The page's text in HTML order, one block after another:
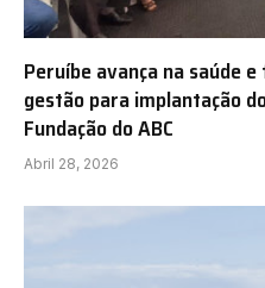
Peruíbe avança na saúde
gestão para implantação
Fundação do ABC
Abril 28, 2026